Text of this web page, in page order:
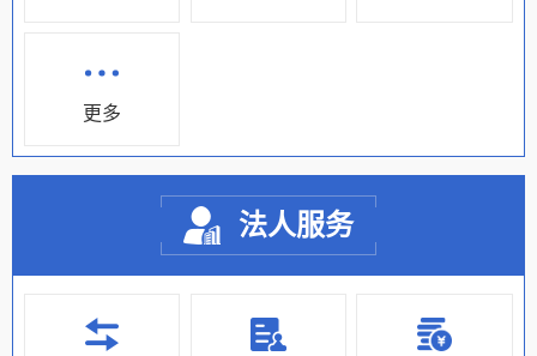
更多
法人服务